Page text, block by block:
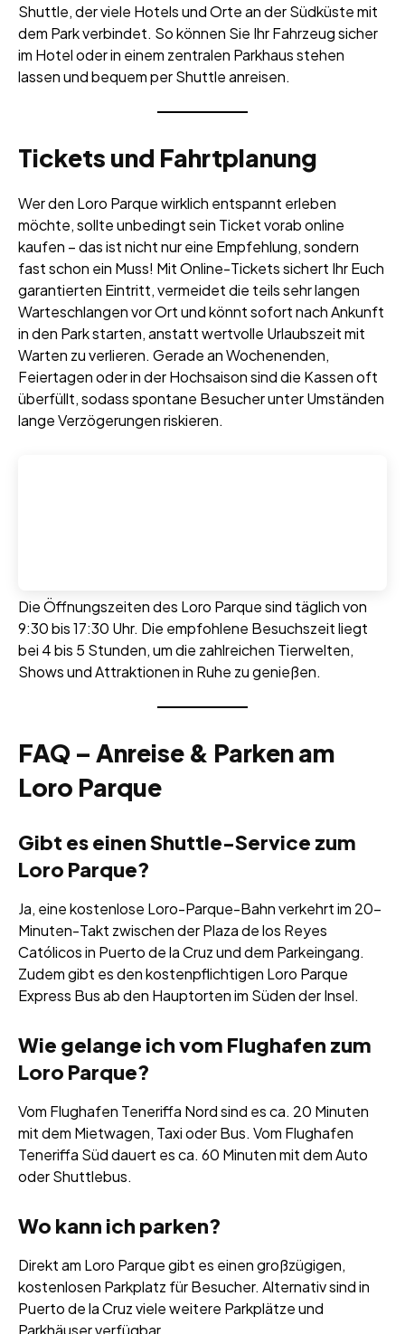
Shuttle, der viele Hotels und Orte an der Südküste mit
dem Park verbindet. So können Sie Ihr Fahrzeug sicher
im Hotel oder in einem zentralen Parkhaus stehen
lassen und bequem per Shuttle anreisen.
Tickets und Fahrtplanung
Wer den Loro Parque wirklich entspannt erleben
möchte, sollte unbedingt sein Ticket vorab online
kaufen – das ist nicht nur eine Empfehlung, sondern
fast schon ein Muss! Mit Online-Tickets sichert Ihr Euch
garantierten Eintritt, vermeidet die teils sehr langen
Warteschlangen vor Ort und könnt sofort nach Ankunft
in den Park starten, anstatt wertvolle Urlaubszeit mit
Warten zu verlieren. Gerade an Wochenenden,
Feiertagen oder in der Hochsaison sind die Kassen oft
überfüllt, sodass spontane Besucher unter Umständen
lange Verzögerungen riskieren.
Die Öffnungszeiten des Loro Parque sind täglich von
9:30 bis 17:30 Uhr. Die empfohlene Besuchszeit liegt
bei 4 bis 5 Stunden, um die zahlreichen Tierwelten,
Shows und Attraktionen in Ruhe zu genießen.
FAQ – Anreise & Parken am
Loro Parque
Gibt es einen Shuttle-Service zum
Loro Parque?
Ja, eine kostenlose Loro-Parque-Bahn verkehrt im 20-
Minuten-Takt zwischen der Plaza de los Reyes
Católicos in Puerto de la Cruz und dem Parkeingang.
Zudem gibt es den kostenpflichtigen Loro Parque
Express Bus ab den Hauptorten im Süden der Insel.
Wie gelange ich vom Flughafen zum
Loro Parque?
Vom Flughafen Teneriffa Nord sind es ca. 20 Minuten
mit dem Mietwagen, Taxi oder Bus. Vom Flughafen
Teneriffa Süd dauert es ca. 60 Minuten mit dem Auto
oder Shuttlebus.
Wo kann ich parken?
Direkt am Loro Parque gibt es einen großzügigen,
kostenlosen Parkplatz für Besucher. Alternativ sind in
Puerto de la Cruz viele weitere Parkplätze und
Parkhäuser verfügbar.